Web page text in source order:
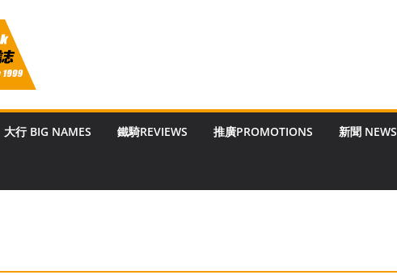
大行 BIG NAMES 鐵騎REVIEWS 推廣PROMOTIONS 新聞 NEWS